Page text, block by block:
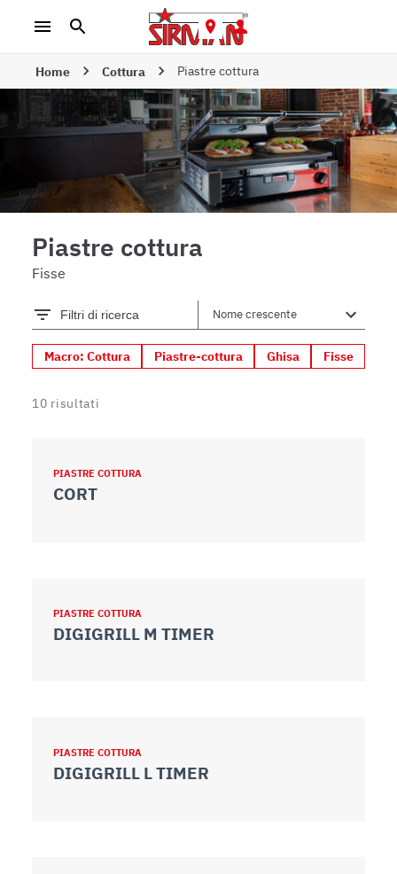
Home Cottura Piastre cottura
Piastre cottura
Fisse
Filtri di ricerca
Macro: Cottura Piastre-cottura Ghisa Fisse
10 risultati
PIASTRE COTTURA
CORT
PIASTRE COTTURA
DIGIGRILL M TIMER
PIASTRE COTTURA
DIGIGRILL L TIMER